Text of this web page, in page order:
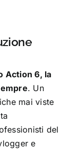
Action 6, la
. Un
mai viste
del
e